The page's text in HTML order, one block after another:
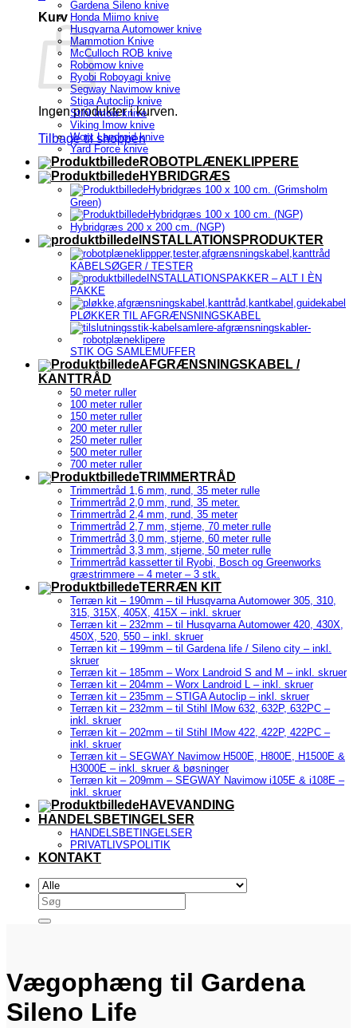
Kurv
Ingen produkter i kurven.
Tilbage til shoppen
Gardena Sileno knive
Honda Miimo knive
Husqvarna Automower knive
Mammotion Knive
McCulloch ROB knive
Robomow knive
Ryobi Roboyagi knive
Segway Navimow knive
Stiga Autoclip knive
Stihl Imow knive
Viking Imow knive
Worx Landroid knive
Yard Force knive
ROBOTPLÆNEKLIPPERE
HYBRIDGRÆS
Hybridgræs 100 x 100 cm. (Grimsholm
Green)
Hybridgræs 100 x 100 cm. (NGP)
Hybridgræs 200 x 200 cm. (NGP)
INSTALLATIONSPRODUKTER
KABELSØGER / TESTER
INSTALLATIONSPAKKER – ALT I ÈN
PAKKE
PLØKKER TIL AFGRÆNSNINGSKABEL
STIK OG SAMLEMUFFER
AFGRÆNSNINGSKABEL /
KANTTRÅD
50 meter ruller
100 meter ruller
150 meter ruller
200 meter ruller
250 meter ruller
500 meter ruller
700 meter ruller
TRIMMERTRÅD
Trimmertråd 1,6 mm, rund, 35 meter rulle
Trimmertråd 2,0 mm, rund, 35 meter.
Trimmertråd 2,4 mm, rund, 35 meter
Trimmertråd 2,7 mm, stjerne, 70 meter rulle
Trimmertråd 3,0 mm, stjerne, 60 meter rulle
Trimmertråd 3,3 mm, stjerne, 50 meter rulle
Trimmertråd kassetter til Ryobi, Bosch og Greenworks
græstrimmere – 4 meter – 3 stk.
TERRÆN KIT
Terræn kit – 190mm – til Husqvarna Automower 305, 310,
315, 315X, 405X, 415X – inkl. skruer
Terræn kit – 232mm – til Husqvarna Automower 420, 430X,
450X, 520, 550 – inkl. skruer
Terræn kit – 199mm – til Gardena life / Sileno city – inkl.
skruer
Terræn kit – 185mm – Worx Landroid S and M – inkl. skruer
Terræn kit – 204mm – Worx Landroid L – inkl. skruer
Terræn kit – 235mm – STIGA Autoclip – inkl. skruer
Terræn kit – 232mm – til Stihl IMow 632, 632P, 632PC –
inkl. skruer
Terræn kit – 202mm – til Stihl IMow 422, 422P, 422PC –
inkl. skruer
Terræn kit – SEGWAY Navimow H500E, H800E, H1500E &
H3000E – inkl. skruer & bøsninger
Terræn kit – 209mm – SEGWAY Navimow i105E & i108E –
inkl. skruer
HAVEVANDING
HANDELSBETINGELSER
HANDELSBETINGELSER
PRIVATLIVSPOLITIK
KONTAKT
Søg
efter:
Vægophæng til Gardena
Sileno Life